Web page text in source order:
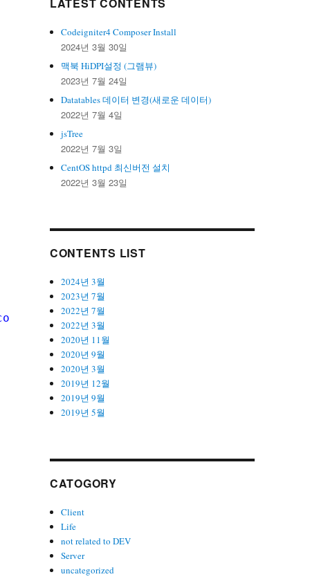
xzhih/one-key-hidpi/master/hidpi.sh
Codeigniter4 Composer Install
2024년 3월 30일
맥북 HiDPI설정 (그램뷰)
2023년 7월 24일
Datatables 데이터 변경(새로운 데이터)
2022년 7월 4일
jsTree
2022년 7월 3일
CentOS httpd 최신버전 설치
2022년 3월 23일
CONTENTS LIST
2024년 3월
2023년 7월
2022년 7월
2022년 3월
2020년 11월
2020년 9월
2020년 3월
2019년 12월
2019년 9월
2019년 5월
CATOGORY
Client
Life
not related to DEV
Server
uncategorized